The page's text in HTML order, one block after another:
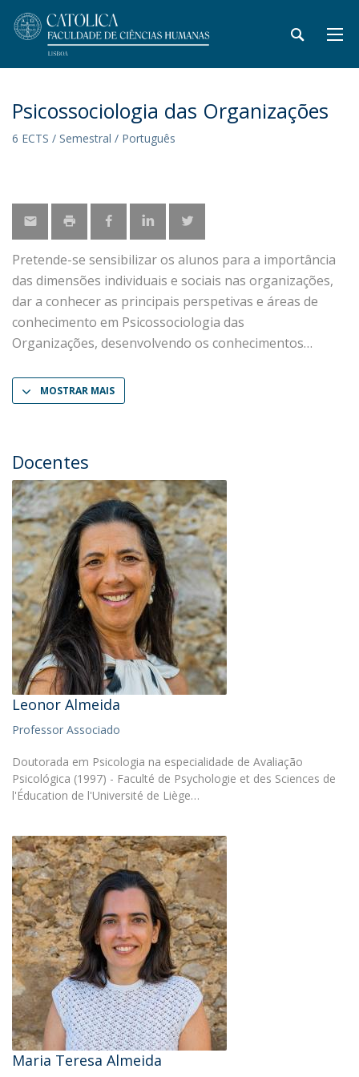
Psicossociologia das Organizações
6 ECTS / Semestral / Português
Pretende-se sensibilizar os alunos para a importância
das dimensões individuais e sociais nas organizações,
dar a conhecer as principais perspetivas e áreas de
conhecimento em Psicossociologia das
Organizações, desenvolvendo os conhecimentos
MOSTRAR MAIS
Docentes
Leonor Almeida
Professor Associado
Doutorada em Psicologia na especialidade de Avaliação
Psicológica (1997) - Faculté de Psychologie et des Sciences de
l'Éducation de l'Université de Liège…
Maria Teresa Almeida